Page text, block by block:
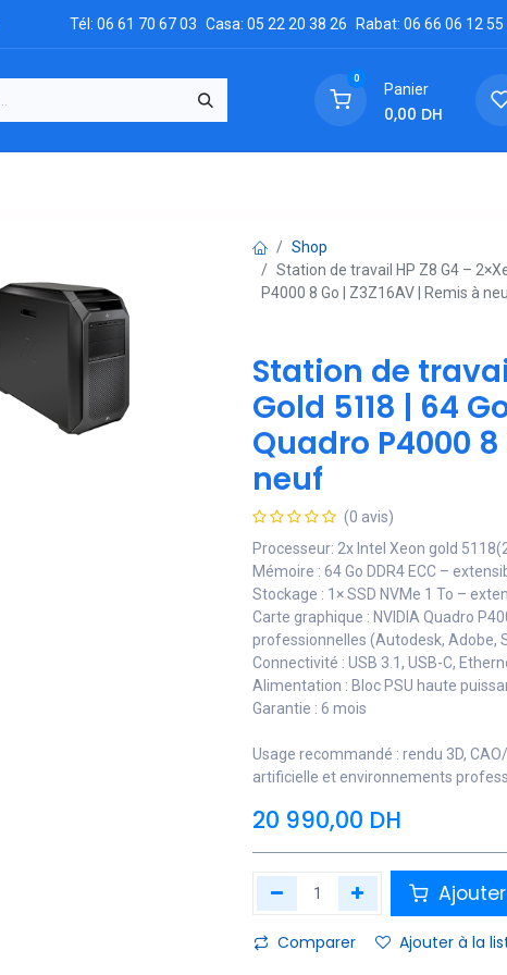
Tél: 06 61 70 67 03 Casa: 05 22 20 38 26 Rabat: 06 66 06 12 55
0
Panier
0,00 DH
Shop
Station de travail HP Z8 G4 –
P4000 8 Go | Z3Z16AV | Remis à
Station de
Gold 5118 | 64
Quadro P4000 8
neuf
(0 avis)
Processeur: 2x Intel Xeon gold
Mémoire : 64 Go DDR4 ECC –
Stockage : 1× SSD NVMe 1 To –
Carte graphique : NVIDIA Quadro
professionnelles (Autodesk, Adobe,
Connectivité : USB 3.1, USB-C,
Alimentation : Bloc PSU haute
Garantie : 6 mois
Usage recommandé : rendu 3D,
artificielle et environnements
20 990,00 DH
Comparer Ajouter à la